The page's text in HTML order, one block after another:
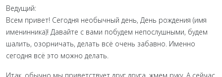
Ведущий:
Всем привет! Сегодня необычный день, День рождения (имя
именинника)! Давайте с вами побудем непослушными, будем
шалить, озорничать, делать всё очень забавно. Именно
сегодня всё это можно делать.
Итак, обычно мы приветствует друг друга, жмем руку. А сейчас